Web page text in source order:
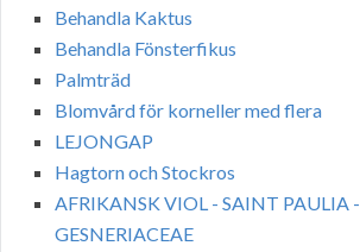
Behandla Kaktus
Behandla Fönsterfikus
Palmträd
Blomvård för korneller med flera
LEJONGAP
Hagtorn och Stockros
AFRIKANSK VIOL - SAINT PAULIA -
GESNERIACEAE